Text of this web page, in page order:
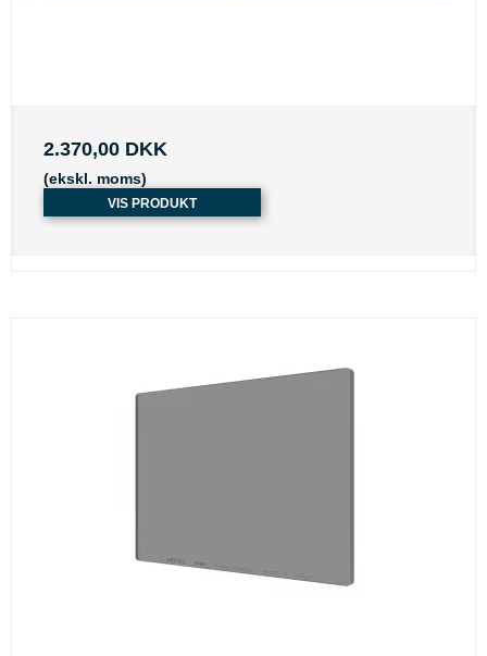
2.370,00 DKK
(ekskl. moms)
VIS PRODUKT